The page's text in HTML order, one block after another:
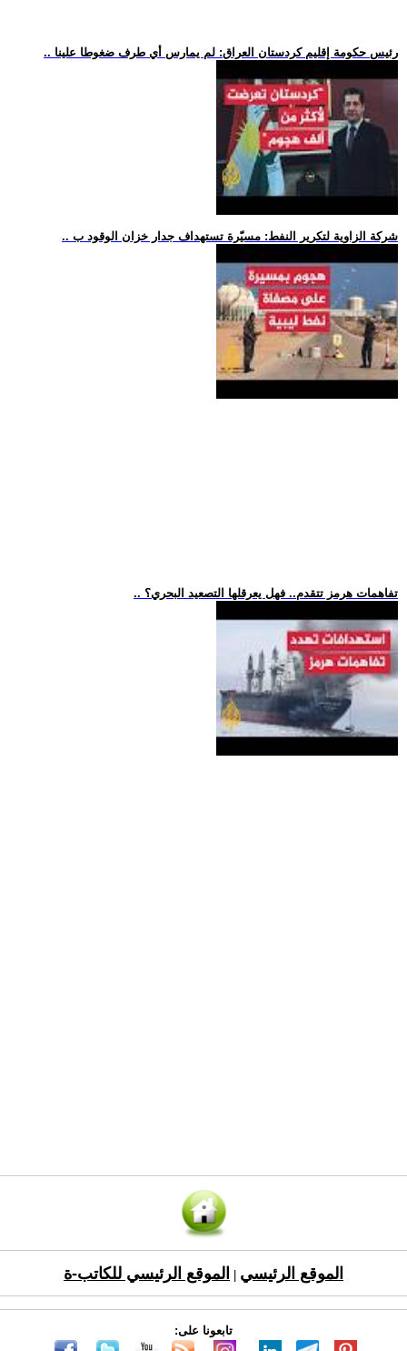
.. رئيس حكومة إقليم كردستان العراق: لم يمارس أي طرف ضغوطا علينا
.. شركة الزاوية لتكرير النفط: مسيّرة تستهداف جدار خزان الوقود ب
.. تفاهمات هرمز تتقدم.. فهل يعرقلها التصعيد البحري؟
الموقع الرئيسي الموقع الرئيسي للكاتب-ة
تابعونا على: